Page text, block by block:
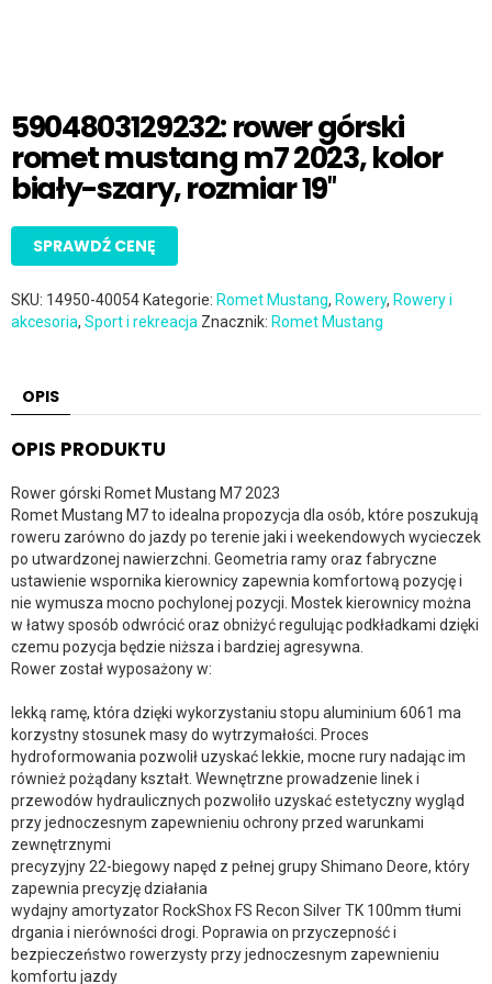
5904803129232: rower górski
romet mustang m7 2023, kolor
biały-szary, rozmiar 19″
SPRAWDŹ CENĘ
SKU: 14950-40054 Kategorie: Romet Mustang, Rowery, Rowery i
akcesoria, Sport i rekreacja Znacznik: Romet Mustang
OPIS
OPIS PRODUKTU
Rower górski Romet Mustang M7 2023
Romet Mustang M7 to idealna propozycja dla osób, które poszukują
roweru zarówno do jazdy po terenie jaki i weekendowych wycieczek
po utwardzonej nawierzchni. Geometria ramy oraz fabryczne
ustawienie wspornika kierownicy zapewnia komfortową pozycję i
nie wymusza mocno pochylonej pozycji. Mostek kierownicy można
w łatwy sposób odwrócić oraz obniżyć regulując podkładkami dzięki
czemu pozycja będzie niższa i bardziej agresywna.
Rower został wyposażony w:
lekką ramę, która dzięki wykorzystaniu stopu aluminium 6061 ma
korzystny stosunek masy do wytrzymałości. Proces
hydroformowania pozwolił uzyskać lekkie, mocne rury nadając im
również pożądany kształt. Wewnętrzne prowadzenie linek i
przewodów hydraulicznych pozwoliło uzyskać estetyczny wygląd
przy jednoczesnym zapewnieniu ochrony przed warunkami
zewnętrznymi
precyzyjny 22-biegowy napęd z pełnej grupy Shimano Deore, który
zapewnia precyzję działania
wydajny amortyzator RockShox FS Recon Silver TK 100mm tłumi
drgania i nierówności drogi. Poprawia on przyczepność i
bezpieczeństwo rowerzysty przy jednoczesnym zapewnieniu
komfortu jazdy